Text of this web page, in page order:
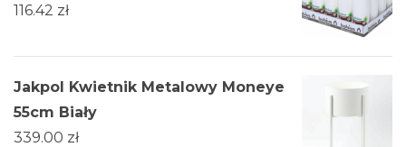
116.42 zł
Jakpol Kwietnik Metalowy Moneye
55cm Biały
339.00 zł